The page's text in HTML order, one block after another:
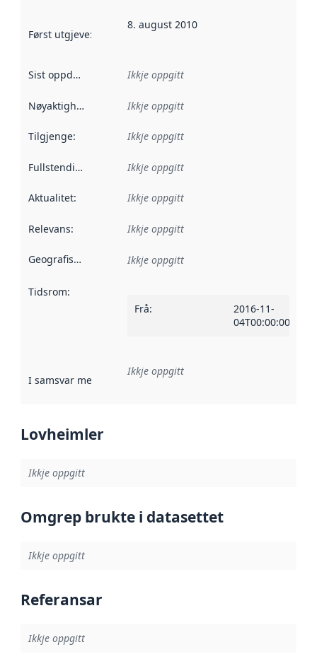
Først utgjeve: Denne datoen seier når dataa i dette
8. august 2010
Sist oppdatert Ikkje oppgitt
Nøyaktigheit Ikkje oppgitt
Tilgjenge: Ikkje oppgitt
Fullstendigheit Ikkje oppgitt
Aktualitet: Ikkje oppgitt
Relevans: Ikkje oppgitt
Geografisk område Ikkje oppgitt
Tidsrom:
Frå:
2016-11-
04T00:00:00Z
I samsvar med Referanse til ei implementeringsregel eller
Ikkje oppgitt
Lovheimler
Ikkje oppgitt
Omgrep brukte i datasettet
Ikkje oppgitt
Referansar
Ikkje oppgitt